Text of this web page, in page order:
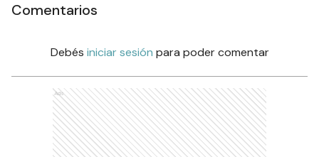
Comentarios
Debés iniciar sesión para poder comentar
Ads